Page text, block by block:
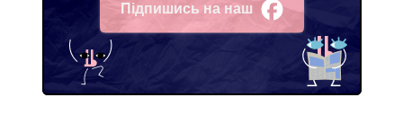
Підпишись на наш
Facebook